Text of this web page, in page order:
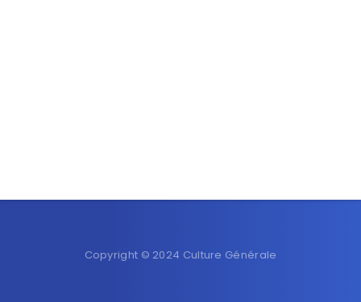
Copyright © 2024 Culture Générale